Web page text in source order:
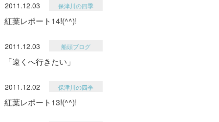
2011.12.03 保津川の四季
紅葉レポート14!(^^)!
2011.12.03 船頭ブログ
「遠くへ行きたい」
2011.12.02 保津川の四季
紅葉レポート13!(^^)!